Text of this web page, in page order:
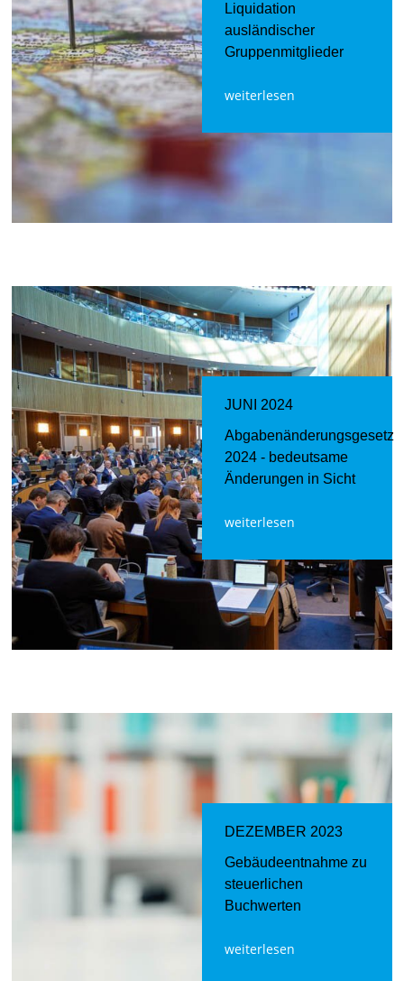
Liquidation
ausländischer
Gruppenmitglieder
weiterlesen
JUNI 2024
Abgabenänderungsgesetz
2024 - bedeutsame
Änderungen in Sicht
weiterlesen
DEZEMBER 2023
Gebäudeentnahme zu
steuerlichen
Buchwerten
weiterlesen